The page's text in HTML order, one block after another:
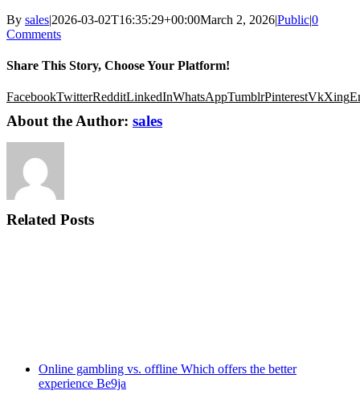
By sales|2026-03-02T16:35:29+00:00March 2, 2026|Public|0
Comments
Share This Story, Choose Your Platform!
FacebookTwitterRedditLinkedInWhatsAppTumblrPinterestVkXing
About the Author: sales
Related Posts
Online gambling vs. offline Which offers the better
experience Be9ja